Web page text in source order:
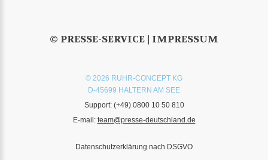
© PRESSE-SERVICE | IMPRESSUM
© 2026 RUHR-CONCEPT KG
D-45699 HALTERN AM SEE
Support: (+49) 0800 10 50 810
E-mail: team@presse-deutschland.de
Datenschutzerklärung nach DSGVO